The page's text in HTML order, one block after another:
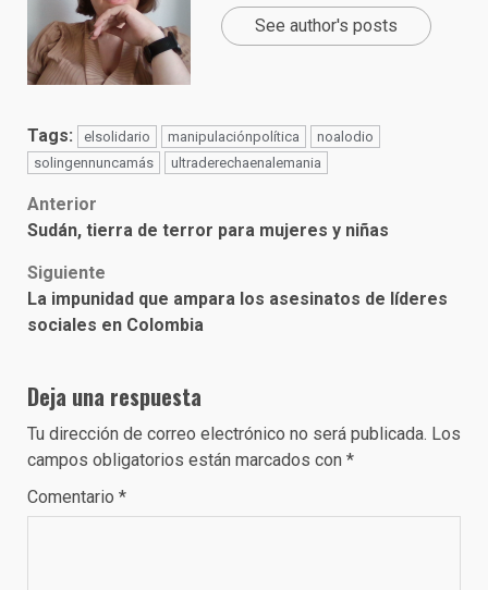
See author's posts
Tags: elsolidario manipulaciónpolítica
noalodio
solingennuncamás
ultraderechaenalemania
Post
navigation
Anterior
Sudán, tierra de terror para mujeres y niñas
Siguiente
La impunidad que ampara los asesinatos de líderes
sociales en Colombia
Deja una respuesta
Tu dirección de correo electrónico no será publicada. Los
campos obligatorios están marcados con *
Comentario *